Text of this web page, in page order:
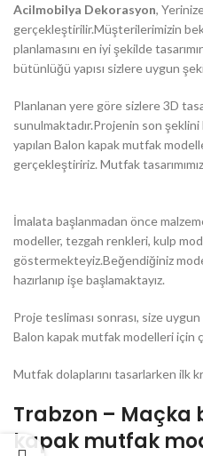
Acilmobilya Dekorasyon,
gerçekleştirilir.Müşterilerimizin
planlamasını en iyi şekilde
bütünlüğü yapısı sizlere uygun
Planlanan yere göre sizlere 3D
sunulmaktadır.Projenin son
yapılan Balon kapak mutfak
gerçekleştiririz. Mutfak
İmalata başlanmadan önce
modeller, tezgah renkleri, kulp
göstermekteyiz.Beğendiğiniz
hazırlanıp işe başlamaktayız.
Proje tesliması sonrası, size
Balon kapak mutfak modelleri için
Mutfak dolaplarını tasarlarken ilk
Trabzon – Maçka
kapak mutfak